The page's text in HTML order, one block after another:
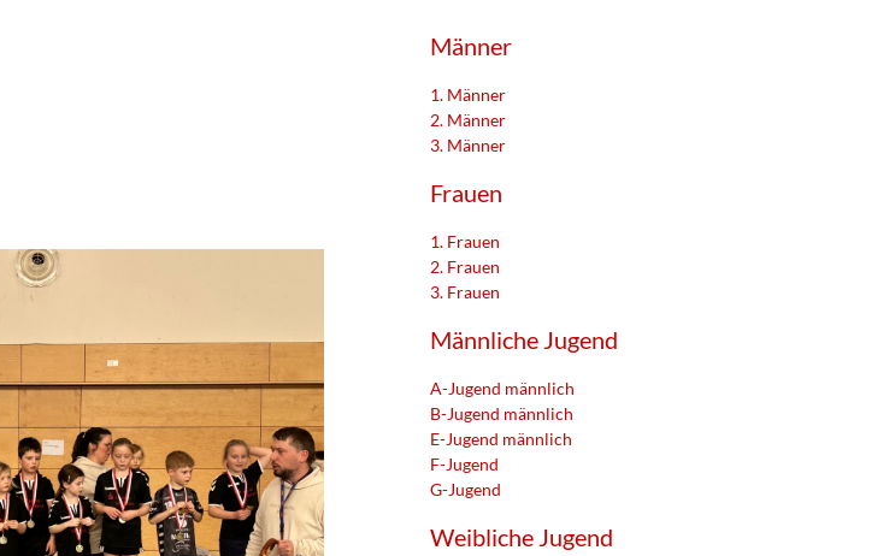
Männer
1. Männer
2. Männer
3. Männer
Frauen
1. Frauen
2. Frauen
3. Frauen
Männliche Jugend
A-Jugend männlich
B-Jugend männlich
E-Jugend männlich
F-Jugend
G-Jugend
Weibliche Jugend